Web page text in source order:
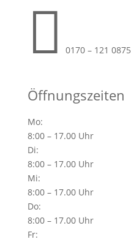
 0170 – 121 0875
Öffnungszeiten
Mo:
8:00 – 17.00 Uhr
Di:
8:00 – 17.00 Uhr
Mi:
8:00 – 17.00 Uhr
Do:
8:00 – 17.00 Uhr
Fr: